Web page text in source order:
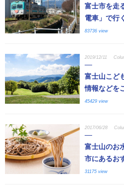
富士市を走
電車」で行
83736 view
2019/12/11
富士山こど
情報などを
45429 view
2017/06/28
富士山のお
市にあるお
31175 view